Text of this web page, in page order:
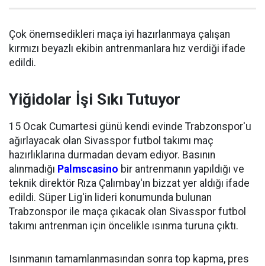
Çok önemsedikleri maça iyi hazırlanmaya çalışan
kırmızı beyazlı ekibin antrenmanlara hız verdiği ifade
edildi.
Yiğidolar İşi Sıkı Tutuyor
15 Ocak Cumartesi günü kendi evinde Trabzonspor'u
ağırlayacak olan Sivasspor futbol takımı maç
hazırlıklarına durmadan devam ediyor. Basının
alınmadığı Palmscasino bir antrenmanın yapıldığı ve
teknik direktör Rıza Çalımbay'ın bizzat yer aldığı ifade
edildi. Süper Lig'in lideri konumunda bulunan
Trabzonspor ile maça çıkacak olan Sivasspor futbol
takımı antrenman için öncelikle ısınma turuna çıktı.
Isınmanın tamamlanmasından sonra top kapma, pres